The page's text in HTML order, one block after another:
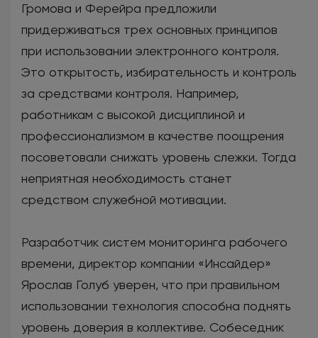
Громова и Ферейра предложили
придерживаться трех основных принципов
при использовании электронного контроля.
Это открытость, избирательность и контроль
за средствами контроля. Например,
работникам с высокой дисциплиной и
профессионализмом в качестве поощрения
посоветовали снижать уровень слежки. Тогда
неприятная необходимость станет
средством служебной мотивации.
Разработчик систем мониторинга рабочего
времени, директор компании «Инсайдер»
Ярослав Голуб уверен, что при правильном
использовании технология способна поднять
уровень доверия в коллективе. Собеседник